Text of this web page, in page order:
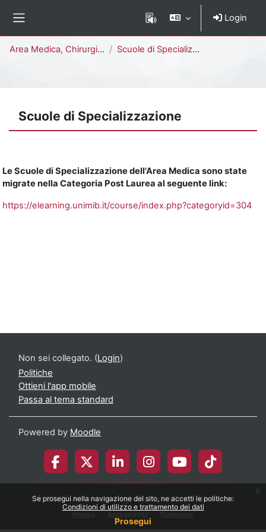
Se prosegui nella navigazione del sito, ne accetti le politiche:
Condizioni di utilizzo e trattamento dei dati
Prosegui
x
Login
Area Medica, Chirurgica e dei Servizi Clinici Scuole di Specializzazione
Scuole di Specializzazione
Le Scuole di Specializzazione dell'Area Medica sono state
migrate nella Categoria Post Laurea al seguente link:
https://elearning.unimib.it/course/index.php?categoryid=304
Non sei collegato. (Login)
Politiche
Ottieni l'app mobile
Passa al tema standard
Powered by Moodle
© 2026 Università degli Studi di Milano-Bicocca